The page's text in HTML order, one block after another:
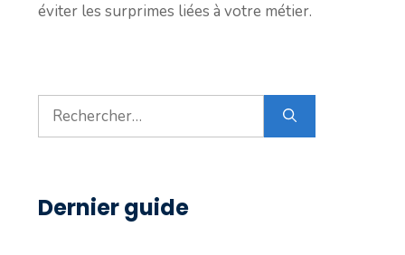
éviter les surprimes liées à votre métier.
Rechercher :
Dernier guide